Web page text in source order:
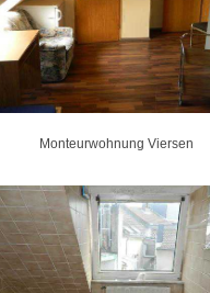
Monteurwohnung Viersen